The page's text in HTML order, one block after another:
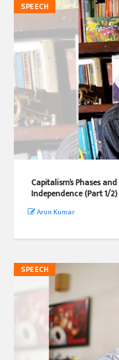
SPEECH
Capitalism’s Phases
Independence (Part 1/2)
Arun Kumar
SPEECH